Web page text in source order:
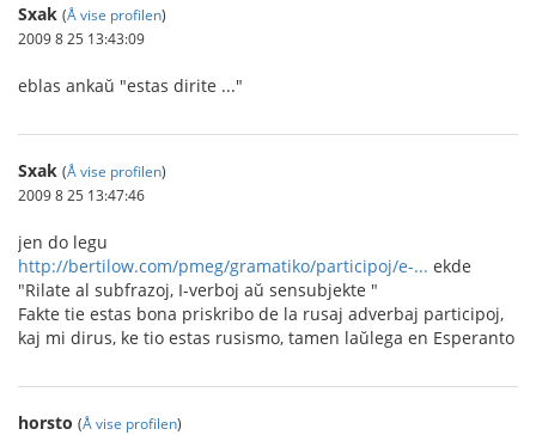
Sxak (Å vise profilen)
2009 8 25 13:43:09
eblas ankaŭ "estas dirite ..."
Sxak (Å vise profilen)
2009 8 25 13:47:46
jen do legu
http://bertilow.com/pmeg/gramatiko/participoj/e-... ekde
"Rilate al subfrazoj, I-verboj aŭ sensubjekte "
Fakte tie estas bona priskribo de la rusaj adverbaj participoj,
kaj mi dirus, ke tio estas rusismo, tamen laŭlega en Esperanto
horsto (Å vise profilen)